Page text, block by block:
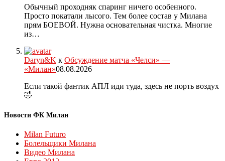
Обычный проходняк спаринг ничего особенного.
Просто покатали лысого. Тем более состав у Милана
прям БОЕВОЙ. Нужна основательная чистка. Многие
из…
Daryn&K к Обсуждение матча «Челси» —
«Милан»08.08.2026
Если такой фантик АПЛ иди туда, здесь не порть воздух
🤣
Новости ФК Милан
Milan Futuro
Болельщики Милана
Видео Милана